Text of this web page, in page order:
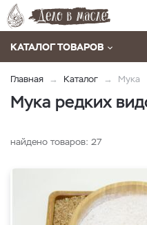
КАТАЛОГ ТОВАРОВ
Главная Каталог Мука
Мука редких
найдено товаров: 27